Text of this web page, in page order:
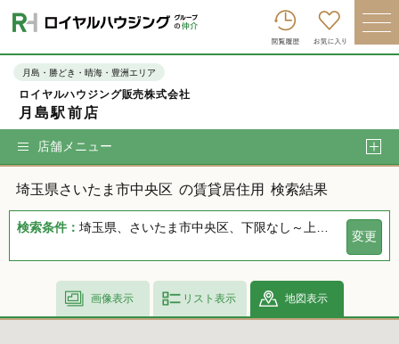
月島・勝どき・晴海・豊洲エリア
ロイヤルハウジング販売株式会社
月島駅前店
店舗メニュー
埼玉県さいたま市中央区 の賃貸居住用 検索結果
検索条件： 埼玉県、さいたま市中央区、下限なし～上限なし、指定しない、指定なし、指定しない、下限なし～上限なし、指定なし
変更
画像表示 リスト表示 地図表示
ロイヤルハウジンググループトップへ
買いたい
売りたい
借りたい
貸したい
ログイン 会員登録